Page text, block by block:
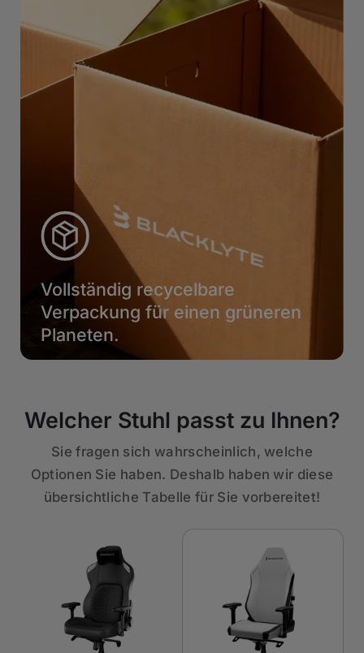
Vollständig recycelbare
Verpackung für einen grüneren
Planeten.
Welcher Stuhl passt zu Ihnen?
Sie fragen sich wahrscheinlich, welche
Optionen Sie haben. Deshalb haben wir diese
übersichtliche Tabelle für Sie vorbereitet!